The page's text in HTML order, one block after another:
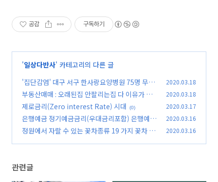
공감 구독하기
'일상다반사' 카테고리의 다른 글
'집단감염' 대구 서구 한사랑요양병원 75명 무더
기 확진으로 코호트 격리 (0)
2020.03.18
부동산매매 : 오래된집 안팔리는집 다 이유가 있
다
(0)
2020.03.18
제로금리(Zero interest Rate) 시대 (0) 2020.03.17
은행예금 정기예금금리(우대금리포함) 은행예금
추천 : 온라인가입상품 은행예금금리 (0)
2020.03.16
정원에서 자랄 수 있는 꽃차종류 19 가지 꽃차 꽃
2020.03.16
관련글